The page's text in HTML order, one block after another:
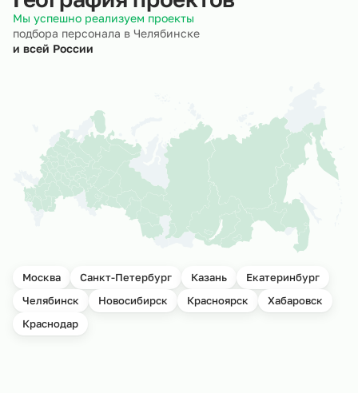
Мы успешно реализуем проекты
подбора персонала в Челябинске
и всей России
Москва Санкт-Петербург Казань
Екатеринбург
Челябинск
Новосибирск Красноярск
Хабаровск
Краснодар